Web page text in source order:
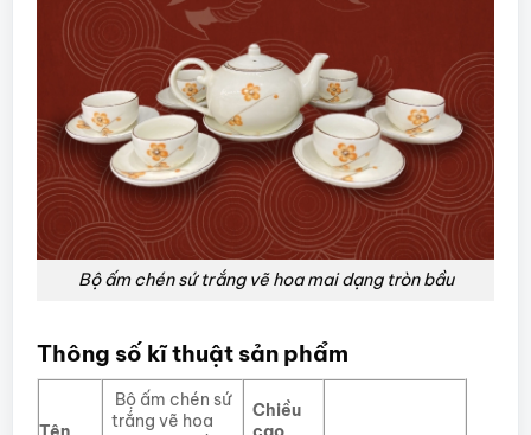
Bộ ấm chén sứ trắng vẽ hoa mai dạng tròn bầu
Thông số kĩ thuật sản phẩm
Bộ ấm chén sứ
trắng vẽ hoa
Chiều